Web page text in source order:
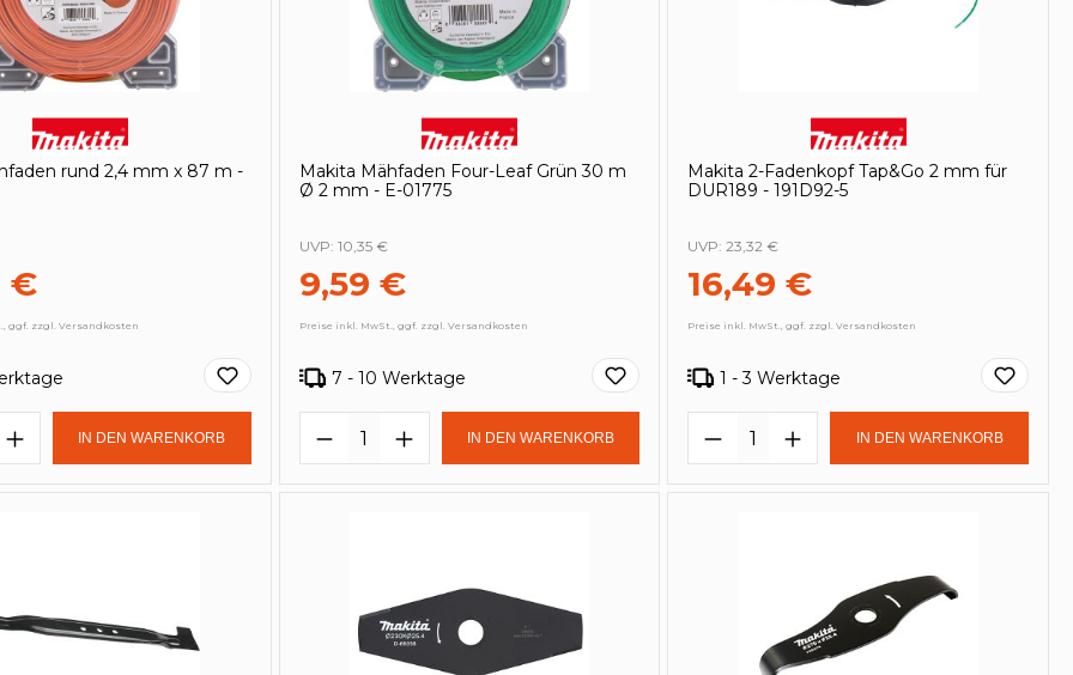
rund 2,4 mm x 87 m -
€
ggf. zzgl. Versandkosten
Anzahl: Gib den gewünschten Wert ein oder benutze die Schaltflächen
IN DEN WARENKORB
Makita Mähfaden Four-Leaf Grün 30 m
Ø 2 mm - E-01775
9,59 €
UVP: 10,35 €
Preise inkl. MwSt., ggf. zzgl. Versandkosten
7 - 10 Werktage
Produkt Anzahl: Gib den gewünschten Wert ein
IN DEN WARENKORB
Makita 2-Fadenkopf Tap&Go 2 mm für
DUR189 - 191D92-5
16,49 €
UVP:23,32 €
Preise inkl. MwSt., ggf. zzgl. Versandkosten
1 - 3 Werktage
Produkt Anzahl: Gib den
IN DEN WARENKORB